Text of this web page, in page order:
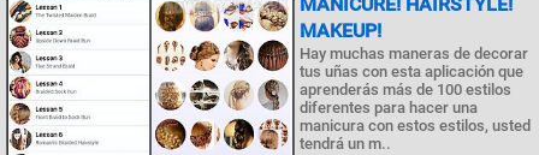
MANICURE! HAIRSTYLE!
MAKEUP!
Hay muchas maneras de decorar
tus uñas con esta aplicación que
aprenderás más de 100 estilos
diferentes para hacer una
manicura con estos estilos, usted
tendrá un m..